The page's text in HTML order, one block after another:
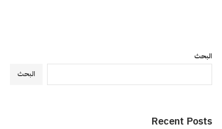
البحث
البحث
Recent Posts